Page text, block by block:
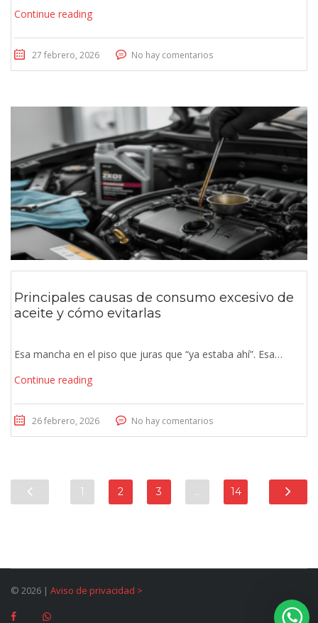
Continue reading
27 febrero, 2026 No hay comentarios
Principales causas de consumo excesivo de
aceite y cómo evitarlas
Esa mancha en el piso que juras que “ya estaba ahí”. Esa…
Continue reading
26 febrero, 2026 No hay comentarios
1 2 3 … 14
© 2026 | Aviso de privacidad >